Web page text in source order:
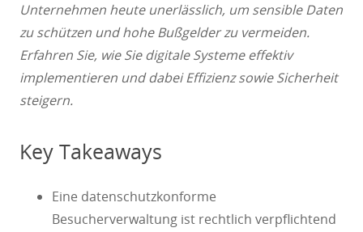
Unternehmen heute unerlässlich, um sensible Daten
zu schützen und hohe Bußgelder zu vermeiden.
Erfahren Sie, wie Sie digitale Systeme effektiv
implementieren und dabei Effizienz sowie Sicherheit
steigern.
Key Takeaways
Eine datenschutzkonforme
Besucherverwaltung ist rechtlich verpflichtend